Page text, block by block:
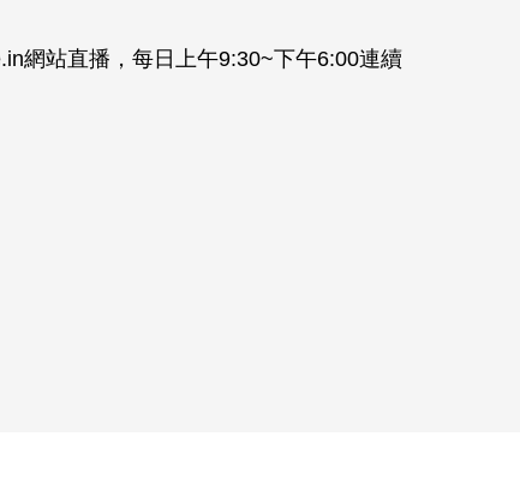
網站直播，每日上午9:30~下午6:00連續